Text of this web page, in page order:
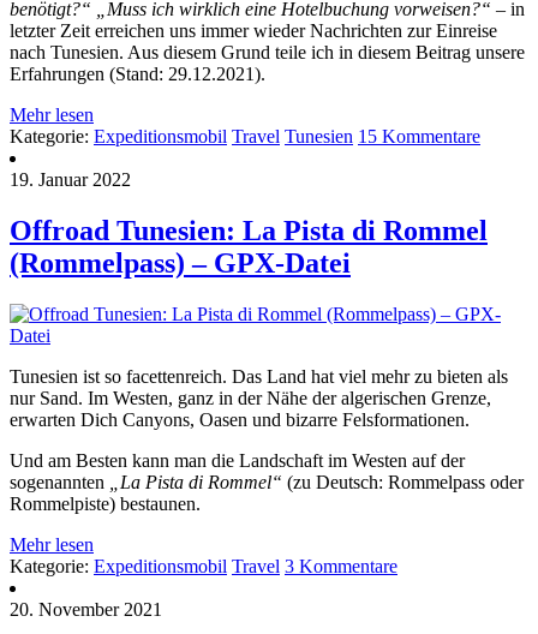
benötigt?“
„Muss ich wirklich eine Hotelbuchung vorweisen?“ – in
letzter Zeit erreichen uns immer wieder Nachrichten zur Einreise
nach Tunesien. Aus diesem Grund teile ich in diesem Beitrag unsere
Erfahrungen (Stand: 29.12.2021).
Mehr lesen
Kategorie: Expeditionsmobil Travel Tunesien 15 Kommentare
19. Januar 2022
Offroad Tunesien: La Pista di Rommel
(Rommelpass) – GPX-Datei
Tunesien ist so facettenreich. Das Land hat viel mehr zu bieten als
nur Sand. Im Westen, ganz in der Nähe der algerischen Grenze,
erwarten Dich Canyons, Oasen und bizarre Felsformationen.
Und am Besten kann man die Landschaft im Westen auf der
sogenannten
„La Pista di Rommel“ (zu Deutsch: Rommelpass oder
Rommelpiste) bestaunen.
Mehr lesen
Kategorie: Expeditionsmobil Travel 3 Kommentare
20. November 2021